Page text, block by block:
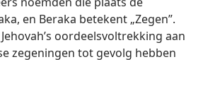
en Beraka betekent „Zegen”.
oordeelsvoltrekking aan
zegeningen tot gevolg hebben